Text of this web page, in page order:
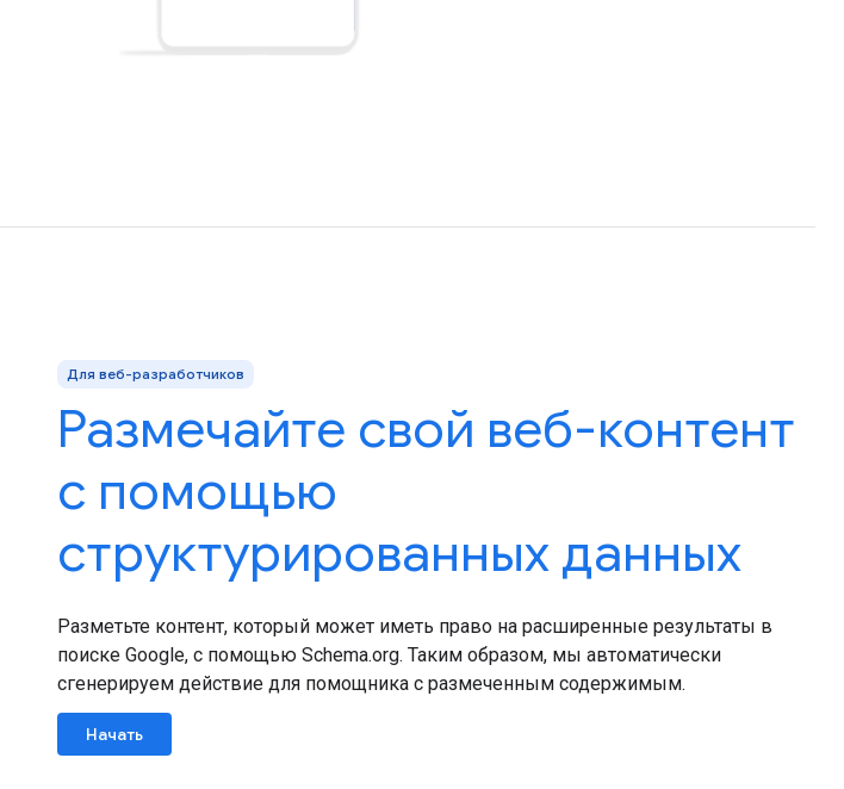
Для веб-разработчиков
Размечайте свой веб-контент
с помощью
структурированных данных
Разметьте контент, который может иметь право на расширенные результаты в
поиске Google, с помощью Schema.org. Таким образом, мы автоматически
сгенерируем действие для помощника с размеченным содержимым.
Начать